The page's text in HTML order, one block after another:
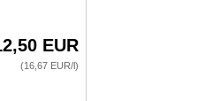
EUR
(16,67 EUR/l)